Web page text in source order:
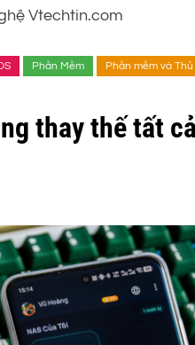
Vtechtin.com
Phần Mềm Phần mềm và
thay thế tất